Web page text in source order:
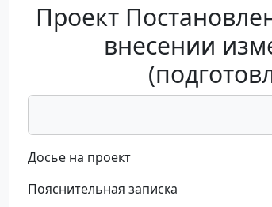
Проект
внесении
Досье на проект
Пояснительная записка